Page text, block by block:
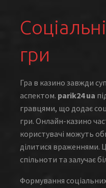
гри
Гра в казино завжди
аспектом. parik24 ua
гравцями, що додає
гри. Онлайн-казино
користувачі можуть
ділитися враженнями.
спільноти та залучає
Формування